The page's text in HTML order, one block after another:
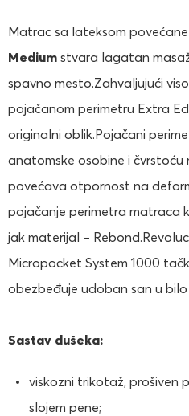
Matrac sa lateksom
Medium stvara lagatan
spavno mesto.Zahvaljujući
pojačanom perimetru Extra
originalni oblik.Pojačani
anatomske osobine i čvrstoću
povećava otpornost na
pojačanje perimetra matraca
jak materijal –
Micropocket System 1000
obezbeđuje udoban san u
Sastav dušeka:
viskozni trikotaž, prošiven
slojem pene;